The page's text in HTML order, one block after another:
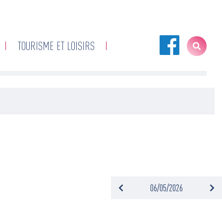
TOURISME ET LOISIRS
06/05/2026